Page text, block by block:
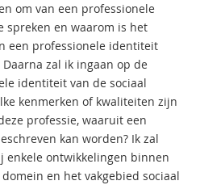
om van een professionele
spreken en waarom is het
een professionele identiteit
zal ik ingaan op de
identiteit van de sociaal
kenmerken of kwaliteiten zijn
professie, waaruit een
kan worden? Ik zal
enkele ontwikkelingen binnen
en het vakgebied sociaal